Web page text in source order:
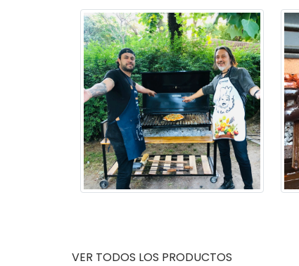
VER TODOS LOS PRODUCTOS